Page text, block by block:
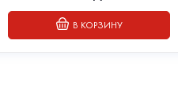
В КОРЗИНУ